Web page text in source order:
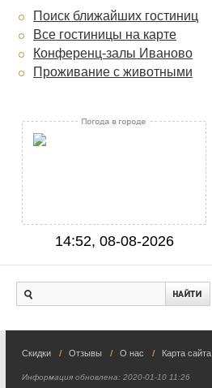
Поиск ближайших гостиниц
Все гостиницы на карте
Конференц-залы Иваново
Проживание с животными
14:52, 08-08-2026
Скидки Отзывы О нас Карта сайта
Информация обновлена: 2020-01-10 11:26